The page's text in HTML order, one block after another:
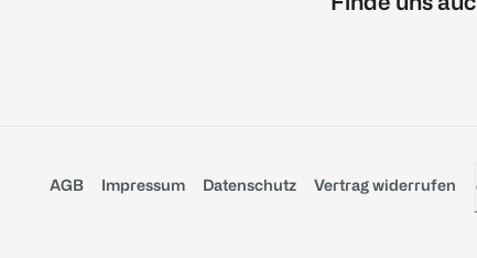
AGB Impressum Datenschutz Vertrag widerrufen